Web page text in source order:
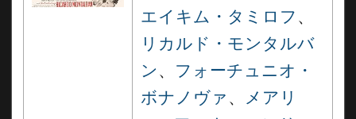
エイキム・タミロフ 、
リカルド・モンタルバ
ン 、 フォーチュニオ・
ボナノヴァ 、
メアリ